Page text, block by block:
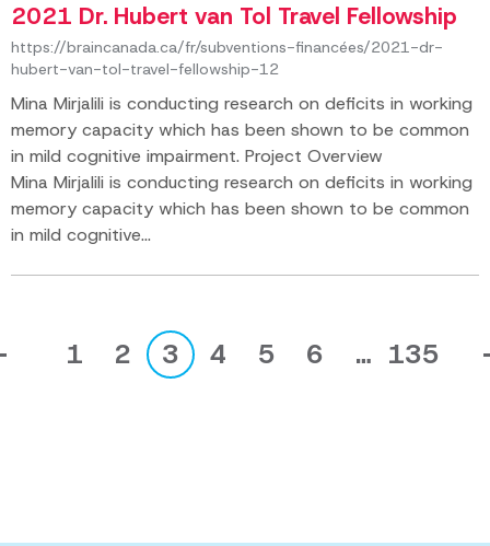
2021 Dr. Hubert van Tol Travel Fellowship
https://braincanada.ca/fr/subventions-financées/2021-dr-
hubert-van-tol-travel-fellowship-12
Mina Mirjalili is conducting research on deficits in working
memory capacity which has been shown to be common
in mild cognitive impairment. Project Overview
Mina Mirjalili is conducting research on deficits in working
memory capacity which has been shown to be common
in mild cognitive...
1 2 3 4 5 6 … 135